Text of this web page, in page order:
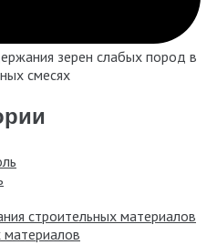
зерен слабых пород в
смесях
строительных материалов